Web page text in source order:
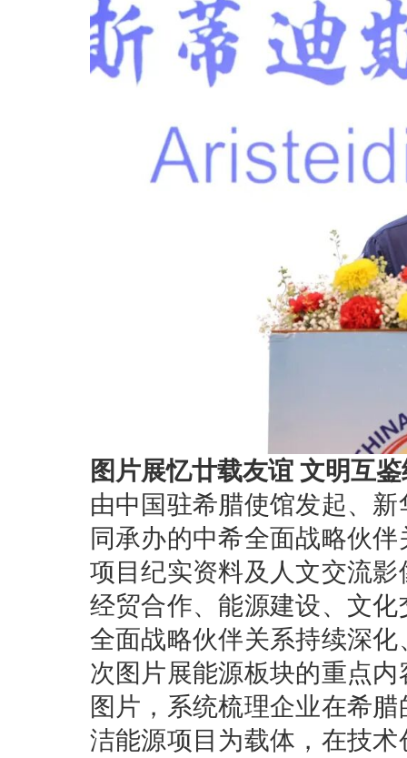
图片展忆廿载友谊 文明互
由中国驻希腊使馆发起、
同承办的中希全面战略伙
项目纪实资料及人文交流
经贸合作、能源建设、文
全面战略伙伴关系持续深
次图片展能源板块的重点
图片，系统梳理企业在希
洁能源项目为载体，在技